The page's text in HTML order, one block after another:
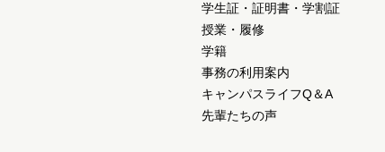
学生証・証明書・学割証
授業・履修
学籍
事務の利用案内
キャンパスライフQ＆A
先輩たちの声